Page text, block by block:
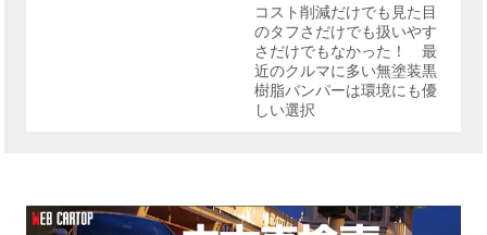
コスト削減だけでも見た目
のタフさだけでも扱いやす
さだけでもなかった！ 最
近のクルマに多い無塗装黒
樹脂バンパーは環境にも優
しい選択